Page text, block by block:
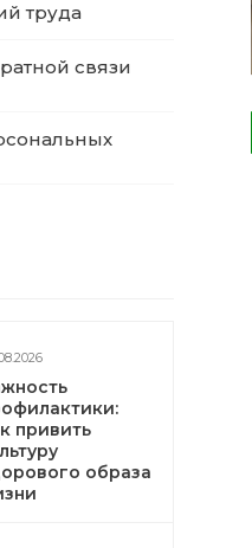
труда
связи
привить
образа